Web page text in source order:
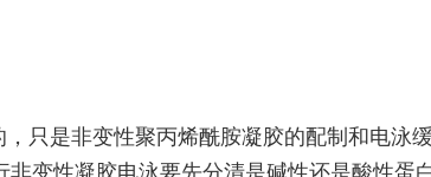
只是非变性聚丙烯酰胺凝胶的配制和电泳
变性凝胶电泳要先分清是碱性还是酸性蛋